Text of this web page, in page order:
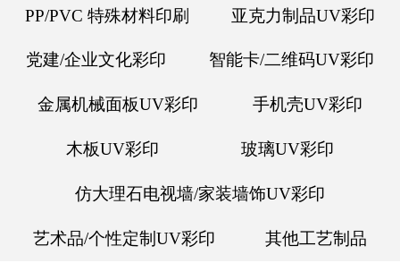
PP/PVC 特殊材料印刷 亚克力制品UV彩印
党建/企业文化彩印 智能卡/二维码UV彩印
金属机械面板UV彩印 手机壳UV彩印
木板UV彩印 玻璃UV彩印
仿大理石电视墙/家装墙饰UV彩印
艺术品/个性定制UV彩印 其他工艺制品